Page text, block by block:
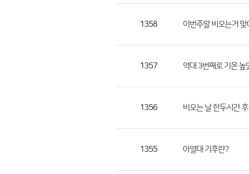
다.
1358 이번주말 비오는거
1357 역대 3번째로 기온 높
1356 비오는 날 한두시간
1355 아열대 기후란?